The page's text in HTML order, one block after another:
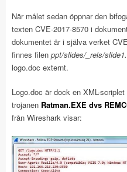
När målet sedan öppnar den
texten CVE-2017-8570 i
dokumentet är i själva verket
finnes filen ppt/slides/_rels/
logo.doc externt.
Logo.doc är dock en XML-
trojanen Ratman.EXE dvs
från Wireshark visar: